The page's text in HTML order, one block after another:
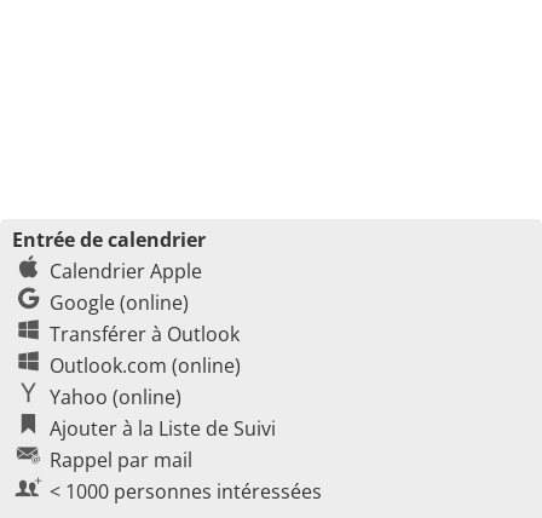
Entrée de calendrier
Calendrier Apple
Google (online)
Transférer à Outlook
Outlook.com (online)
Yahoo (online)
Ajouter à la Liste de Suivi
Rappel par mail
< 1000 personnes intéressées